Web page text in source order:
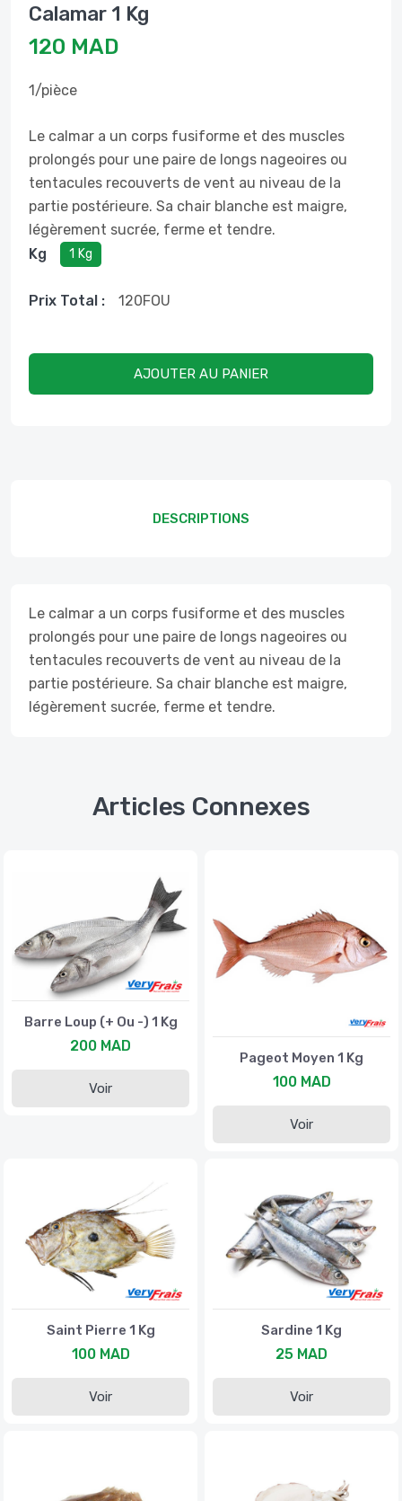
Calamar 1 Kg
120 MAD
1/pièce
Le calmar a un corps fusiforme et des muscles
prolongés pour une paire de longs nageoires ou
tentacules recouverts de vent au niveau de la
partie postérieure. Sa chair blanche est maigre,
légèrement sucrée, ferme et tendre.
Kg
1 Kg
Prix ​​total : 120FOU
AJOUTER AU PANIER
DESCRIPTIONS
Le calmar a un corps fusiforme et des muscles
prolongés pour une paire de longs nageoires ou
tentacules recouverts de vent au niveau de la
partie postérieure. Sa chair blanche est maigre,
légèrement sucrée, ferme et tendre.
Articles Connexes
Barre Loup (+ Ou -) 1 Kg
200 MAD
Voir
Pageot Moyen 1 Kg
100 MAD
Voir
Saint Pierre 1 Kg
100 MAD
Voir
Sardine 1 Kg
25 MAD
Voir